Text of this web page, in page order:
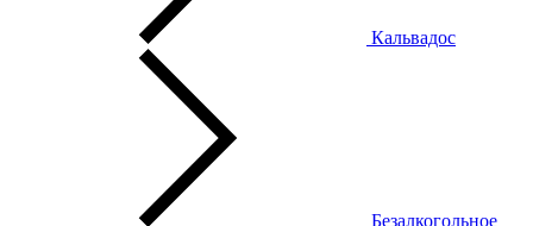
Кальвадос
Безалкогольное